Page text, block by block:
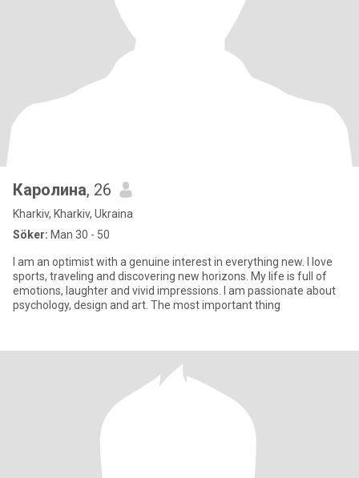
Каролина, 26
Kharkiv, Kharkiv, Ukraina
Söker: Man 30 - 50
I am an optimist with a genuine interest in everything new. I love
sports, traveling and discovering new horizons. My life is full of
emotions, laughter and vivid impressions. I am passionate about
psychology, design and art. The most important thing